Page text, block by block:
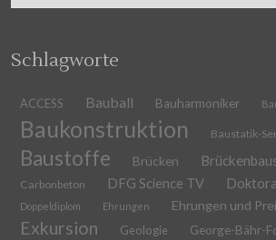
Schlagworte
ACCESS Bauball Bauharmoniker
Baukonstruktion Baustatik-
Baustoffe Brücken
Carbonbeton DFG Science TV
Doppeldiplom Ehrungen Ehrungen und
Exkursion Geologie George-Bähr-